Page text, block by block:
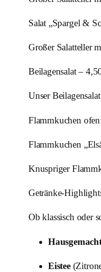
Salat „Spargel &
Großer Salatteller
Beilagensalat –
Unser
Flammkuchen
Flammkuchen
Knuspriger
Getränke-
Ob klassisch oder
Eistee